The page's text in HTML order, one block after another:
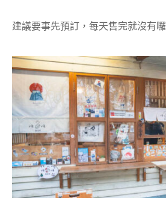
建議要事先預訂，每天售完就沒有囉